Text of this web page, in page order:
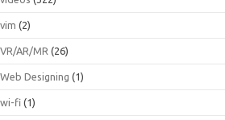
vim (2)
VR/AR/MR (26)
Web Designing (1)
wi-fi (1)